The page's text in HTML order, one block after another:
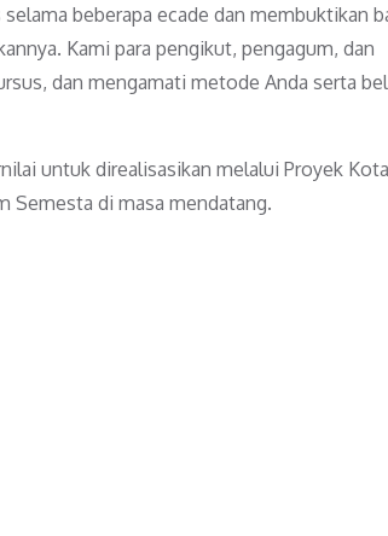
beberapa ecade dan membuktikan
Kami para pengikut, pengagum, dan
dan mengamati metode Anda serta
untuk direalisasikan melalui Proyek
Semesta di masa mendatang.